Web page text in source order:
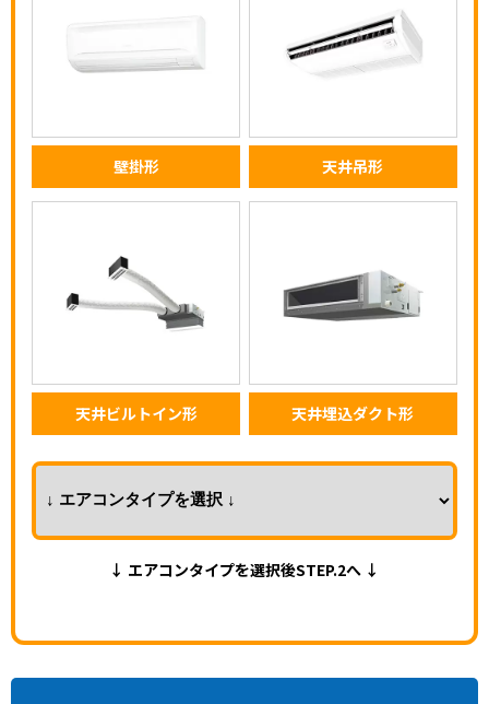
壁掛形 天井吊形
天井ビルトイン形 天井埋込ダクト形
↓ エアコンタイプを選択後STEP.2へ ↓